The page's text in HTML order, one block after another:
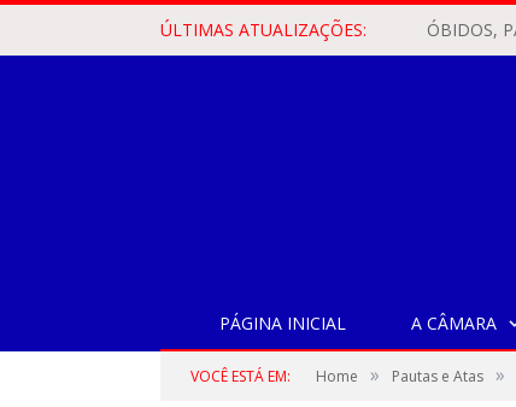
ÚLTIMAS ATUALIZAÇÕES:
PÁGINA INICIAL A CÂMARA
VOCÊ ESTÁ EM: Home » Pautas e Atas »